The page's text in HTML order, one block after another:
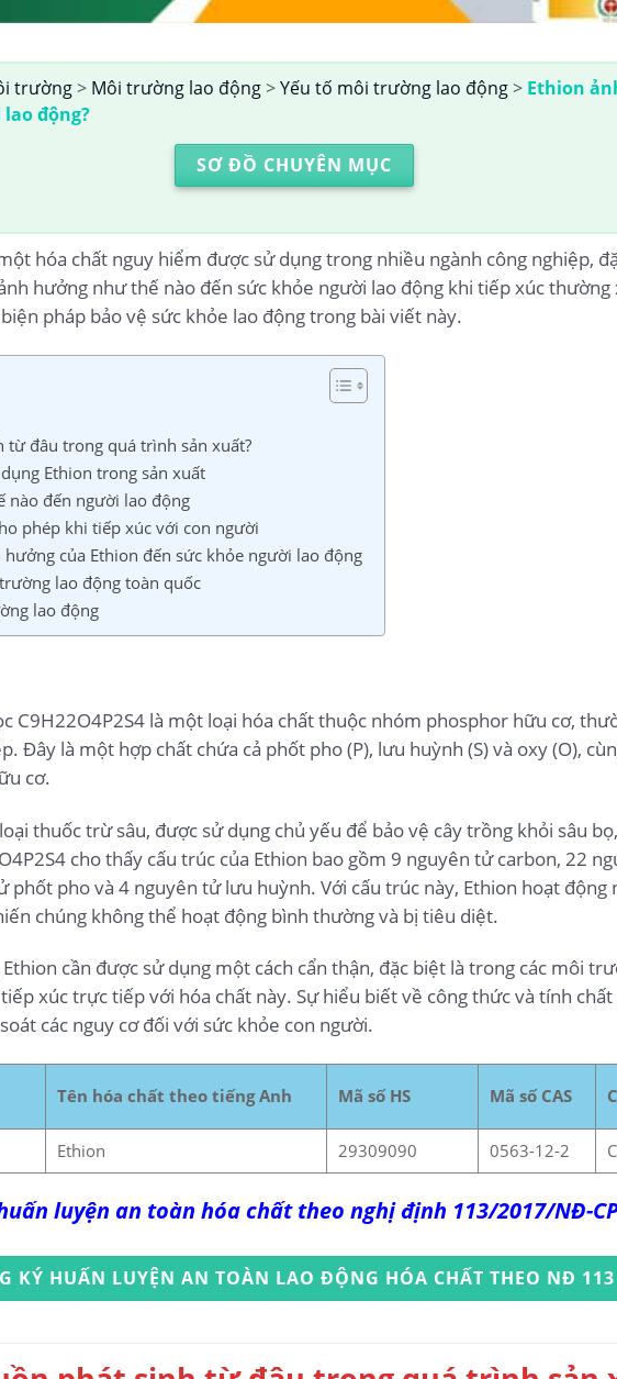
trường> Môi trường lao động>Yếu tố môi trường lao động> Ethion
động?
SƠ ĐỒ CHUYÊN MỤC
hóa chất nguy hiểm được sử dụng trong nhiều ngành công nghiệp,
hưởng như thế nào đến sức khỏe người lao động khi tiếp xúc
pháp bảo vệ sức khỏe lao động trong bài viết này.
từ đâu trong quá trình sản xuất?
Ethion trong sản xuất
nào đến người lao động
phép khi tiếp xúc với con người
của Ethion đến sức khỏe người lao động
lao động toàn quốc
lao động
C9H22O4P2S4 là một loại hóa chất thuộc nhóm phosphor hữu cơ,
Đây là một hợp chất chứa cả phốt pho (P), lưu huỳnh (S) và oxy (O),
cơ.
thuốc trừ sâu, được sử dụng chủ yếu để bảo vệ cây trồng khỏi sâu
cho thấy cấu trúc của Ethion bao gồm 9 nguyên tử carbon, 22
phốt pho và 4 nguyên tử lưu huỳnh. Với cấu trúc này, Ethion hoạt động
chúng không thể hoạt động bình thường và bị tiêu diệt.
cần được sử dụng một cách cẩn thận, đặc biệt là trong các môi
xúc trực tiếp với hóa chất này. Sự hiểu biết về công thức và tính
các nguy cơ đối với sức khỏe con người.
Tên hóa chất theo tiếng Anh Mã số HS Mã số CAS
Ethion 29309090 0563-12-2
luyện an toàn hóa chất theo nghị định 113/2017/NĐ-
KÝ HUẤN LUYỆN AN TOÀN LAO ĐỘNG HÓA CHẤT THEO NĐ 113